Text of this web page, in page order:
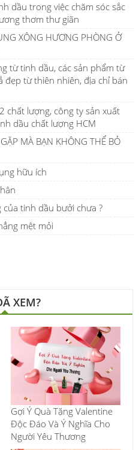
dầu trong việc chăm sóc sắc
thơm thư giãn
XÔNG HƯƠNG PHÒNG Ở
từ tinh dầu, các sản phẩm từ
đẹp từ thiên nhiên, địa chỉ bán
chất lượng, công ty sản xuất
dầu chất lượng HCM
MÀ BẠN KHÔNG THỂ BỎ
hữu ích
tinh dầu bưởi chưa ?
mệt mỏi
XEM?
Gợi Ý Quà Tặng Valentine
Độc Đáo Và Ý Nghĩa Cho
Người Yêu Thương